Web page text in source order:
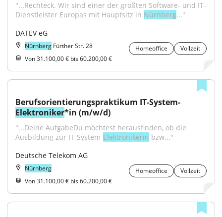
"...Rechteck. Wir sind einer der größten Software- und IT-
Dienstleister Europas mit Hauptsitz in Nürnberg..."
DATEV eG
Nürnberg Fürther Str. 28 Homeoffice
Vollzeit
Von 31.100,00 € bis 60.200,00 €
Berufsorientierungspraktikum IT-System-
Elektroniker*in (m/w/d)
"...Deine AufgabeDu möchtest herausfinden, ob die
Ausbildung zur IT-System-Elektronikerin bzw..."
Deutsche Telekom AG
Nürnberg Homeoffice
Vollzeit
Von 31.100,00 € bis 60.200,00 €